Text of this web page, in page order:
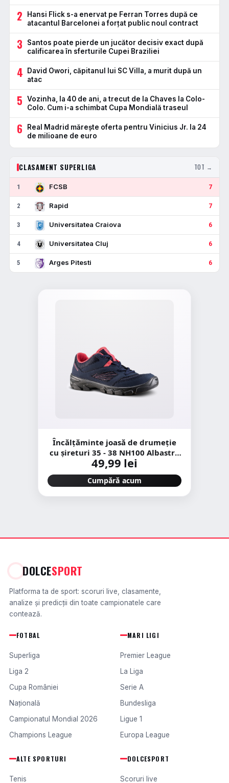
2
Hansi Flick s-a enervat pe Ferran Torres după ce
atacantul Barcelonei a forțat public noul contract
3
Santos poate pierde un jucător decisiv exact după
calificarea în sferturile Cupei Braziliei
4
David Owori, căpitanul lui SC Villa, a murit după un
atac
5
Vozinha, la 40 de ani, a trecut de la Chaves la Colo-
Colo. Cum i-a schimbat Cupa Mondială traseul
6
Real Madrid mărește oferta pentru Vinicius Jr. la 24
de milioane de euro
CLASAMENT SUPERLIGA TOT →
1 FCSB 7
2 Rapid 7
3 Universitatea Craiova 6
4 Universitatea Cluj 6
5 Arges Pitesti 6
Încălțăminte joasă de drumeție
cu șireturi 35 - 38 NH100 Albastru
Copii
49,99 lei
Cumpără acum
DOLCESPORT
Platforma ta de sport: scoruri live, clasamente,
analize și predicții din toate campionatele care
contează.
FOTBAL
Superliga
Liga 2
Cupa României
Națională
Campionatul Mondial 2026
Champions League
MARI LIGI
Premier League
La Liga
Serie A
Bundesliga
Ligue 1
Europa League
ALTE SPORTURI
Tenis
DOLCESPORT
Scoruri live